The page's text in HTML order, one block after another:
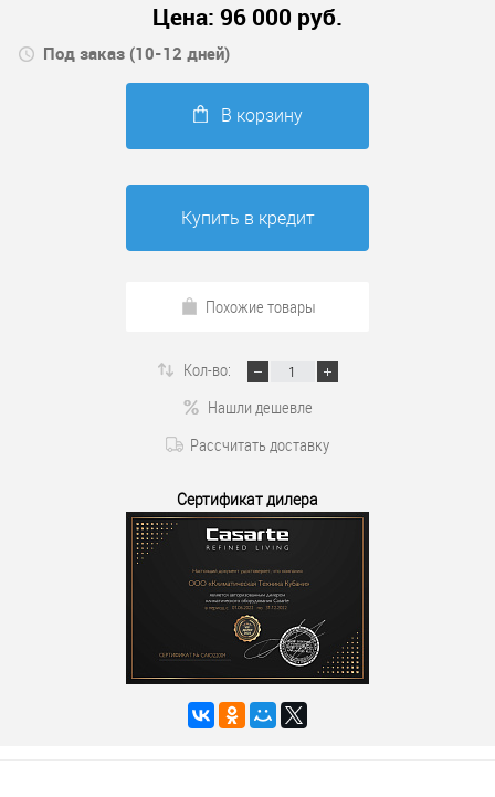
Цена: 96 000 руб.
Под заказ (10-12 дней)
В корзину
Купить в кредит
Похожие товары
Кол-во:
Нашли дешевле
Рассчитать доставку
Сертификат дилера